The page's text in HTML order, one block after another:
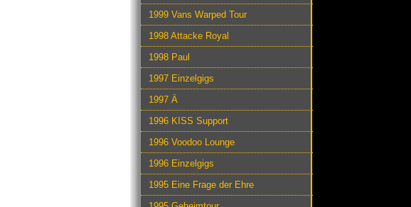
1999 Vans Warped Tour
1998 Attacke Royal
1998 Paul
1997 Einzelgigs
1997 Ä
1996 KISS Support
1996 Voodoo Lounge
1996 Einzelgigs
1995 Eine Frage der Ehre